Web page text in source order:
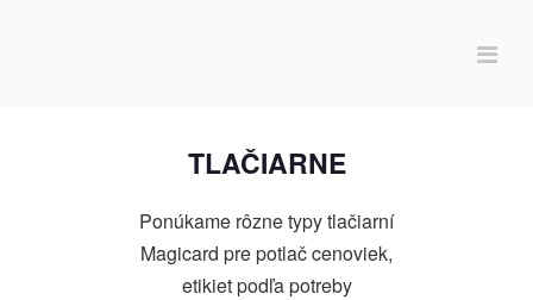
TLAČIARNE
Ponúkame rôzne typy tlačiarní
Magicard pre potlač cenoviek,
etikiet podľa potreby